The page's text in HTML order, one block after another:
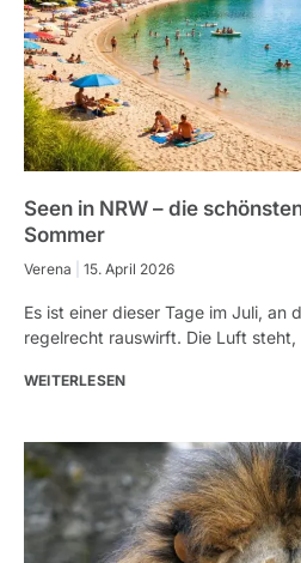
Seen in NRW – die
Sommer
Verena 15. April 2026
Es ist einer dieser Tage im Juli, an
regelrecht rauswirft. Die Luft
WEITERLESEN